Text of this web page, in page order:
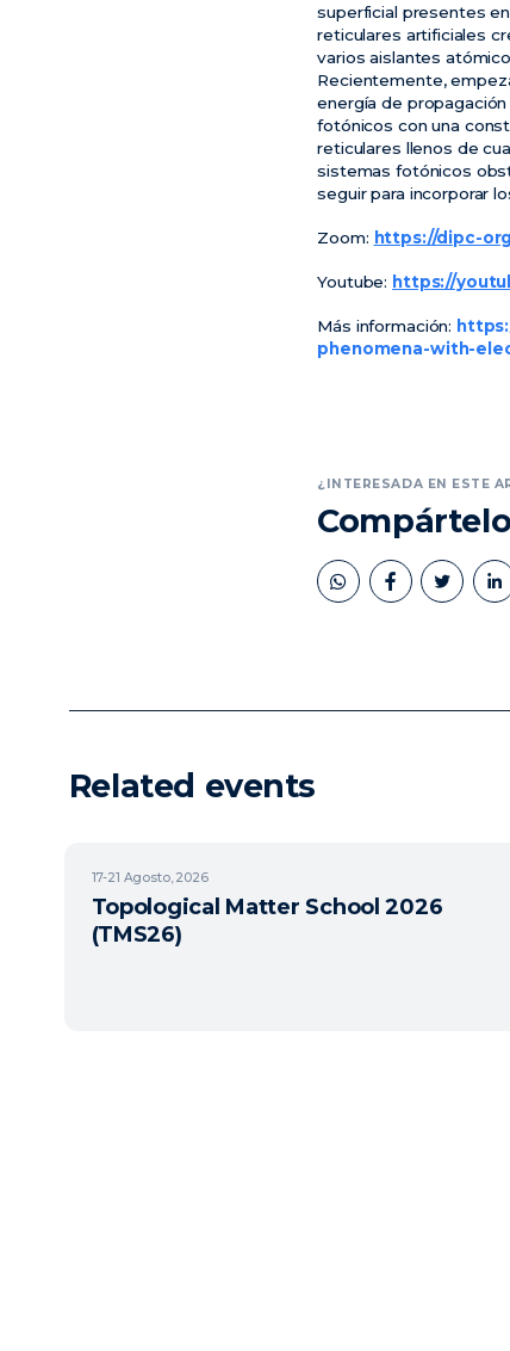
superficial presentes
reticulares artificiales
varios aislantes
Recientemente,
energía de
fotónicos con una
reticulares llenos de
sistemas fotónicos
seguir para incorporar
Zoom: https://dipc-
Youtube: https://
Más información:
phenomena-with-
¿INTERESADA EN ESTE
Compártelo
Related events
17-21 Agosto, 2026
Topological Matter School 2026
(TMS26)